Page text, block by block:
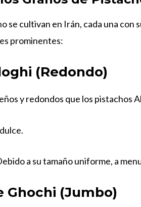
se cultivan en Irán, cada una
prominentes:
(redondo)
y redondos que los pistachos
a su tamaño uniforme, a
Ghochi (jumbo)